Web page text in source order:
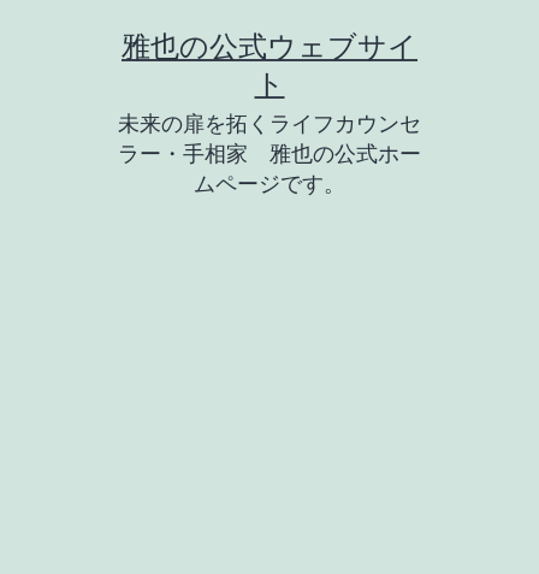
雅也の公式ウェブサイ
ト
未来の扉を拓くライフカウンセ
ラー・手相家 雅也の公式ホー
ムページです。